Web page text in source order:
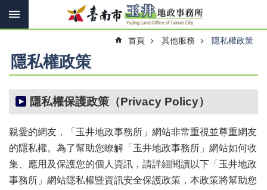
跳到主要內容區塊
搜
搜
尋
快
報
機
關
首頁 其他服務 隱私權政策
隱私權政策
隱私權保護政策（Privacy Policy）
親愛的網友，「玉井地政事務所」網站非常重視並尊重網友
的隱私權。為了幫助您瞭解「玉井地政事務所」網站如何收
集、應用及保護您的個人資訊，請詳細閱讀以下「玉井地政
事務所」網站隱私權暨資訊安全保護政策，本政策將幫助您